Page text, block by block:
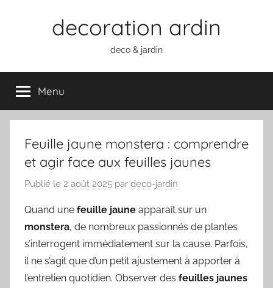
decoration ardin
deco & jardin
Menu
Feuille jaune monstera : comprendre
et agir face aux feuilles jaunes
Publié le 2 août 2025 par deco-jardin
Quand une feuille jaune apparaît sur un
monstera, de nombreux passionnés de plantes
s’interrogent immédiatement sur la cause. Parfois,
il ne s’agit que d’un petit ajustement à apporter à
l’entretien quotidien. Observer des feuilles jaunes